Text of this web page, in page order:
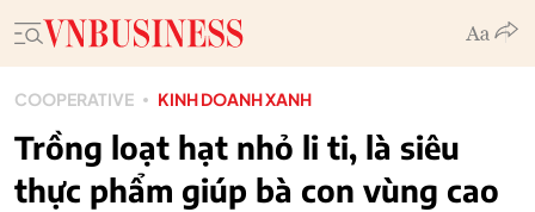
COOPERATIVE KINH DOANH XANH
Trồng loạt hạt nhỏ li ti, là siêu
thực phẩm giúp bà con vùng cao